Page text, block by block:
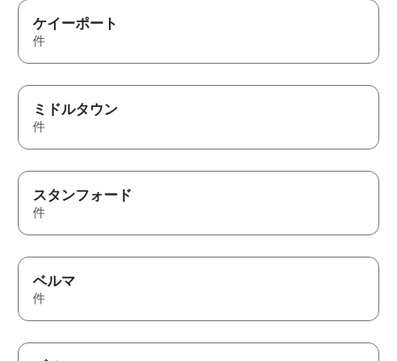
ケイーポート
件
ミドルタウン
件
スタンフォード
件
ベルマ
件